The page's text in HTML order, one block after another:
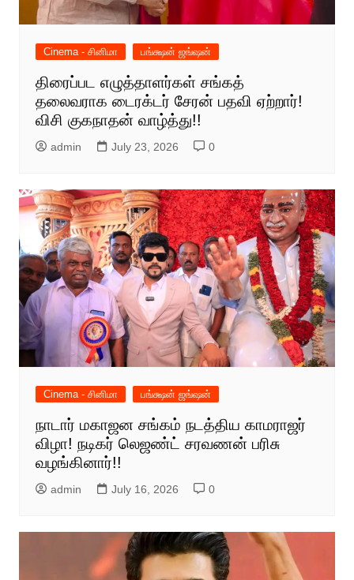
Cinema - சினிமா பங்க்ஷன் ஜங்ஷன்
திரைப்பட எழுத்தாளர்கள் சங்கத்
தலைவராக டைரக்டர் சேரன் பதவி ஏற்றார்!
விசி குகநாதன் வாழ்த்து!!
admin July 23, 2026 0
Cinema - சினிமா பங்க்ஷன் ஜங்ஷன்
நாடார் மகாஜன சங்கம் நடத்திய காமராஜர்
விழா! நடிகர் லெஜண்ட் சரவணன் பரிசு
வழங்கினார்!!
admin July 16, 2026 0